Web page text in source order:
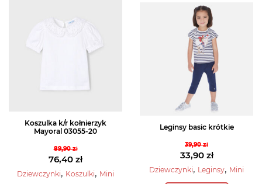
Koszulka k/r kołnierzyk
Mayoral 03055-20
89,90zł
Pierwotna
cena
76,40 zł
Aktualna
Dziewczynki, Koszulki, Mini
Leginsy basic krótkie
39,90zł
Pierwotna
cena
wynosiła:
33,90 zł
Aktualna
cena
Dziewczynki, Leginsy, Mini